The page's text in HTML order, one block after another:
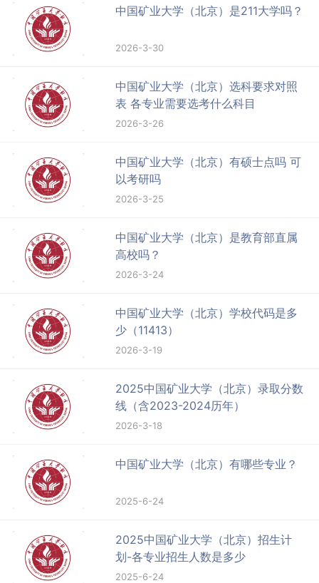
中国矿业大学（北京）是211大学吗？
2026-3-30
中国矿业大学（北京）选科要求对照
表 各专业需要选考什么科目
2026-3-26
中国矿业大学（北京）有硕士点吗 可
以考研吗
2026-3-25
中国矿业大学（北京）是教育部直属
高校吗？
2026-3-24
中国矿业大学（北京）学校代码是多
少（11413）
2026-3-19
2025中国矿业大学（北京）录取分数
线（含2023-2024历年）
2026-3-18
中国矿业大学（北京）有哪些专业？
2025-6-24
2025中国矿业大学（北京）招生计
划-各专业招生人数是多少
2025-6-24